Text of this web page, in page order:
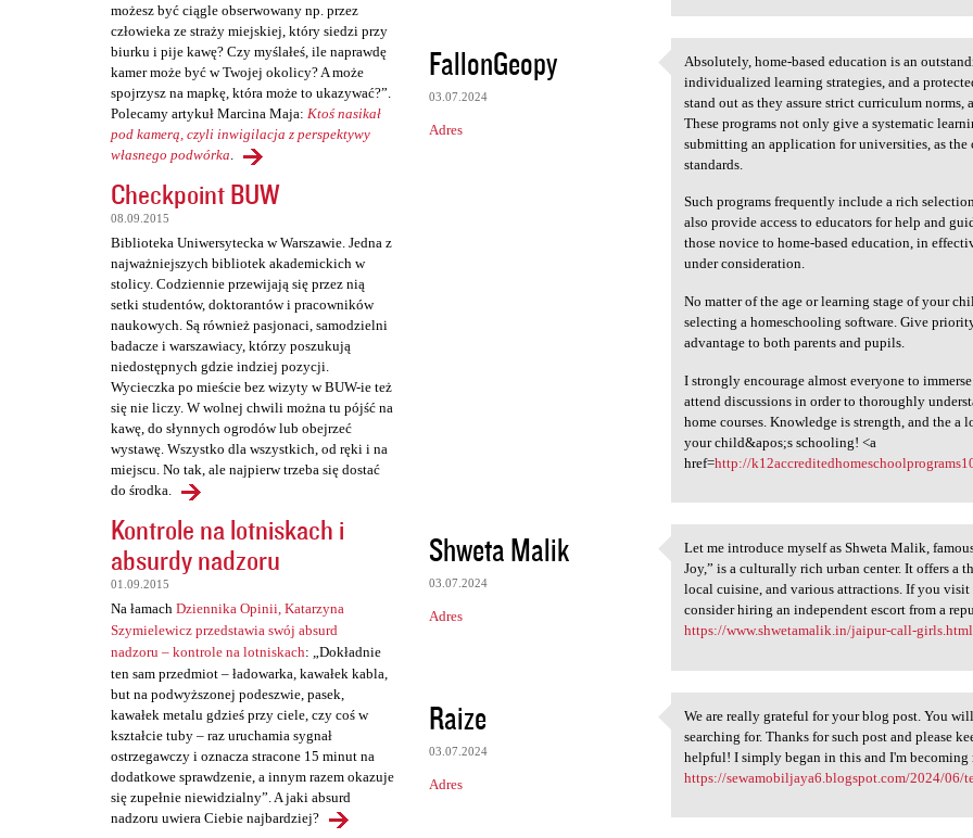
możesz być ciągle obserwowany np. przez
człowieka ze straży miejskiej, który siedzi przy
biurku i pije kawę? Czy myślałeś, ile naprawdę
kamer może być w Twojej okolicy? A może
spojrzysz na mapkę, która może to ukazywać?”.
Polecamy artykuł Marcina Maja: Ktoś nasikał
pod kamerą, czyli inwigilacja z perspektywy
własnego podwórka.
Checkpoint BUW
08.09.2015
Biblioteka Uniwersytecka w Warszawie. Jedna z
najważniejszych bibliotek akademickich w
stolicy. Codziennie przewijają się przez nią
setki studentów, doktorantów i pracowników
naukowych. Są również pasjonaci, samodzielni
badacze i warszawiacy, którzy poszukują
niedostępnych gdzie indziej pozycji.
Wycieczka po mieście bez wizyty w BUW-ie też
się nie liczy. W wolnej chwili można tu pójść na
kawę, do słynnych ogrodów lub obejrzeć
wystawę. Wszystko dla wszystkich, od ręki i na
miejscu. No tak, ale najpierw trzeba się dostać
do środka.
Kontrole na lotniskach i
absurdy nadzoru
01.09.2015
Na łamach Dziennika Opinii, Katarzyna
Szymielewicz przedstawia swój absurd
nadzoru – kontrole na lotniskach: „Dokładnie
ten sam przedmiot – ładowarka, kawałek kabla,
but na podwyższonej podeszwie, pasek,
kawałek metalu gdzieś przy ciele, czy coś w
kształcie tuby – raz uruchamia sygnał
ostrzegawczy i oznacza stracone 15 minut na
dodatkowe sprawdzenie, a innym razem okazuje
się zupełnie niewidzialny”. A jaki absurd
nadzoru uwiera Ciebie najbardziej?
a
r
z
e
FallonGeopy
03.07.2024
Adres
Absolutely, home-based
Absolutely, home-based education is an
individualized learning strategies, and a
stand out as they assure strict curriculum
These programs not only give a systematic
submitting an application for universities, as
standards.
Such programs frequently include a rich
also provide access to educators for help and
those novice to home-based education, in
under consideration.
No matter of the age or learning stage of your
selecting a homeschooling software. Give
advantage to both parents and pupils.
I strongly encourage almost everyone to
attend discussions in order to thoroughly
home courses. Knowledge is strength, and the
your child&apos;s schooling! <a
href=http://
Shweta Malik
03.07.2024
Adres
Let me introduce myself as
Let me introduce myself as Shweta Malik,
Joy,” is a culturally rich urban center. It offers
local cuisine, and various attractions. If you
consider hiring an independent escort from a
https://www.shwetamalik.in/jaipur-call-girls.html
Raize
03.07.2024
Adres
We are really grateful for
We are really grateful for your blog post. You
searching for. Thanks for such post and please
helpful! I simply began in this and I'm
https://sewamobiljaya6.blogspot.com/2024/06/